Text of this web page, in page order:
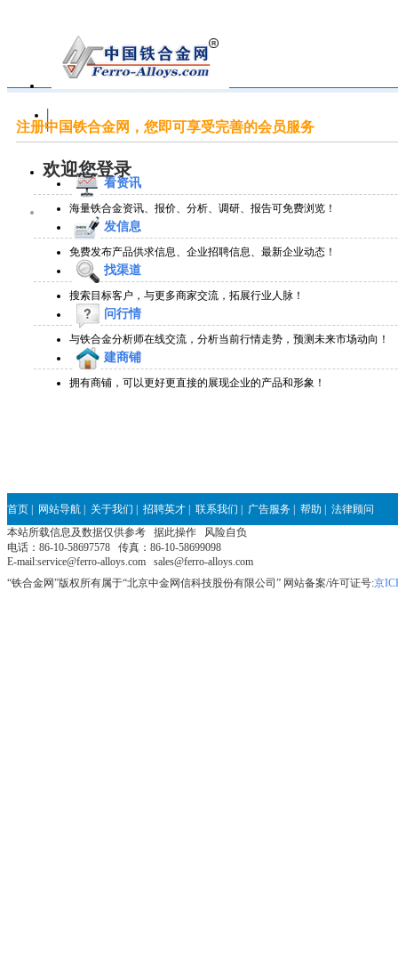
欢迎您登录
注册中国铁合金网，您即可享受完善的会员服务
看资讯
海量铁合金资讯、报价、分析、调研、报告可免费浏览！
发信息
免费发布产品供求信息、企业招聘信息、最新企业动态！
找渠道
搜索目标客户，与更多商家交流，拓展行业人脉！
问行情
与铁合金分析师在线交流，分析当前行情走势，预测未来市场动向！
建商铺
拥有商铺，可以更好更直接的展现企业的产品和形象！
首页 网站导航 关于我们 招聘英才 联系我们 广告服务 帮助
法律顾问
本站所载信息及数据仅供参考 据此操作 风险自负
电话：86-10-58697578 传真：86-10-58699098
E-mail:service@ferro-alloys.com sales@ferro-alloys.com
“铁合金网”版权所有属于“北京中金网信科技股份有限公司” 网站备案/许可证号:京